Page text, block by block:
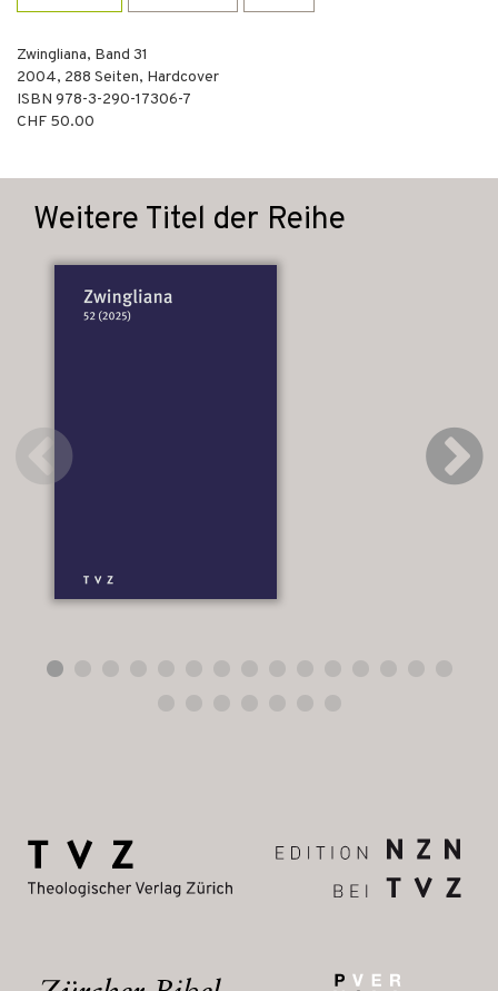
Zwingliana, Band 31
2004, 288 Seiten, Hardcover
ISBN 978-3-290-17306-7
CHF 50.00
Weitere Titel der Reihe